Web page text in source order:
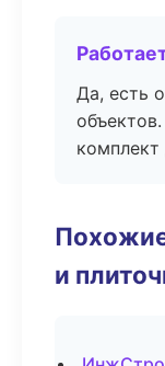
Да, есть
комплект
и